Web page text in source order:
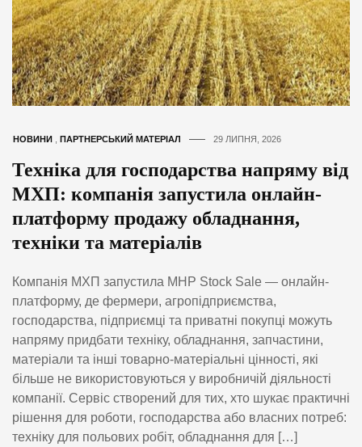
НОВИНИ ПАРТНЕРСЬКИЙ МАТЕРІАЛ 29 ЛИПНЯ, 2026
Техніка для господарства напряму від
МХП: компанія запустила онлайн-
платформу продажу обладнання,
техніки та матеріалів
Компанія МХП запустила MHP Stock Sale — онлайн-
платформу, де фермери, агропідприємства,
господарства, підприємці та приватні покупці можуть
напряму придбати техніку, обладнання, запчастини,
матеріали та інші товарно-матеріальні цінності, які
більше не використовуються у виробничій діяльності
компанії. Сервіс створений для тих, хто шукає практичні
рішення для роботи, господарства або власних потреб:
техніку для польових робіт, обладнання для […]